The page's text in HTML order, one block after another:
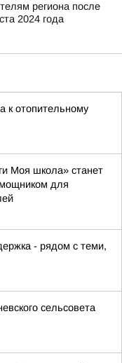
региона после
2024 года
к отопительному
Моя школа» станет
для
- рядом с теми,
сельсовета